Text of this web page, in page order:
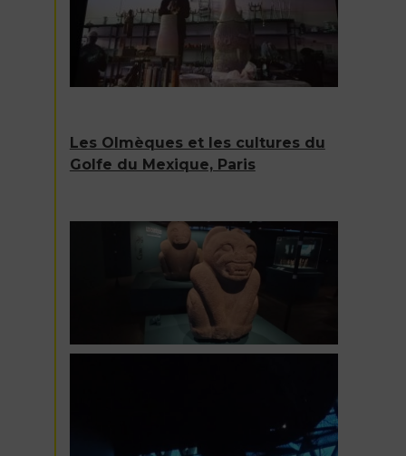
Les Olmèques et les cultures du
Golfe du Mexique, Paris